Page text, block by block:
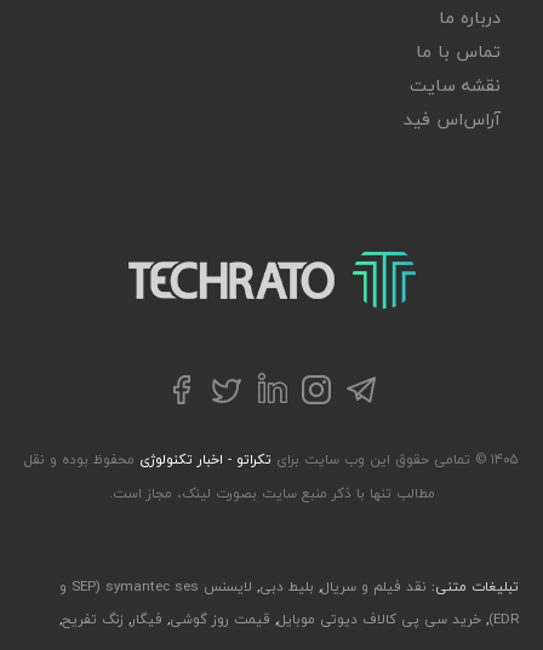
درباره ما
تماس با ما
نقشه سایت
آر‌اس‌اس فید
تکراتو – زندگی با تکنولوژی
تلگراماینستاگرام
لینکداینتوییترفیسبوک
۱۴۰۵ © تمامی حقوق این وب سایت برای تکراتو - اخبار تکنولوژی محفوظ بوده و نقل
مطالب تنها با ذکر منبع سایت بصورت لینک، مجاز است.
تبلیغات متنی: نقد فیلم و سریال, بلیط دبی,
لایسنس symantec ses (SEP و
EDR)
, خرید سی پی کالاف دیوتی موبایل, قیمت روز گوشی, فیگار, زنگ تفریح,